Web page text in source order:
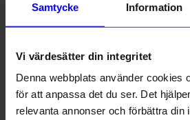
Samtycke Information
Vi värdesätter din integritet
Denna webbplats använder cookies
för att anpassa det du ser. Det
relevanta annonser och förbättra din
Liknande